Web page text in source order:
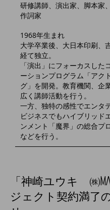
研修講師、演出家、脚本家
作詞家
1968年生まれ
大学卒業後、大日本印刷、
経て独立。
「演出」にフォーカスした
ーションプログラム「アク
グ」を開発。教育機関、企
広く講師活動を行う。
一方、独特の感性でエンタ
ビジネスでもハイブリッド
ンメント「魔界」の総合プ
などを行う。
「神崎ユウキ ㈱
ジェクト契約満了